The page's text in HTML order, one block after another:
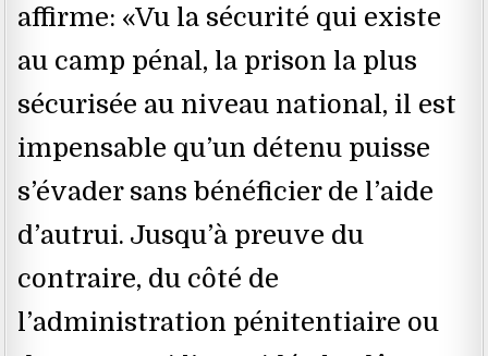
affirme: «Vu la sécurité qui existe
au camp pénal, la prison la plus
sécurisée au niveau national, il est
impensable qu’un détenu puisse
s’évader sans bénéficier de l’aide
d’autrui. Jusqu’à preuve du
contraire, du côté de
l’administration pénitentiaire ou